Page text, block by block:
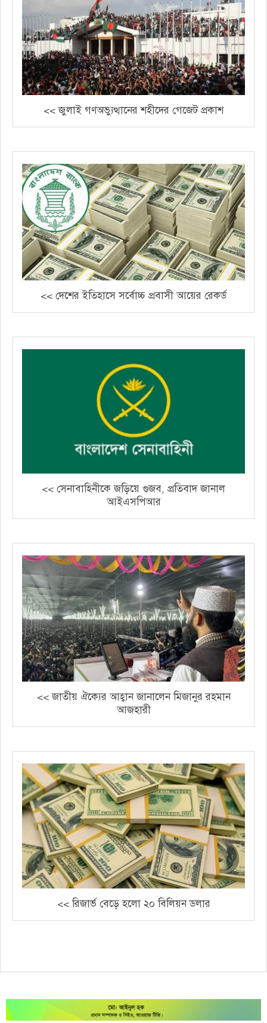
<< জুলাই গণঅভ্যুত্থানের শহীদের গেজেট প্রকাশ
<< দেশের ইতিহাসে সর্বোচ্চ প্রবাসী আয়ের রেকর্ড
<< সেনাবাহিনীকে জড়িয়ে গুজব, প্রতিবাদ জানাল
আইএসপিআর
<< জাতীয় ঐক্যের আহ্বান জানালেন মিজানুর রহমান
আজহারী
<< রিজার্ভ বেড়ে হলো ২০ বিলিয়ন ডলার